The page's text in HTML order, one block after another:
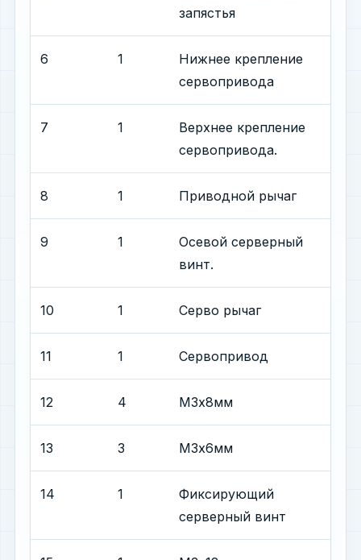
запястья
6 1
Нижнее крепление
сервопривода
7 1
Верхнее крепление
сервопривода.
8 1 Приводной рычаг
9 1
Осевой серверный
винт.
10 1 Серво рычаг
11 1 Сервопривод
12 4 М3х8мм
13 3 М3х6мм
14 1
Фиксирующий
серверный винт